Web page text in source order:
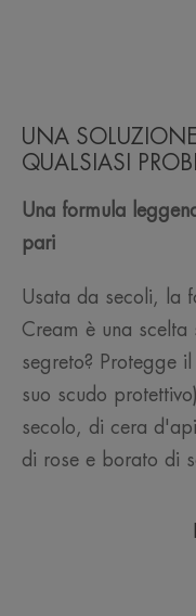
UNA
QUALSIASI
Una formula
pari
Usata da secoli, la
Cream è una
segreto? Protegge
suo scudo
secolo, di cera
di rose e borato di